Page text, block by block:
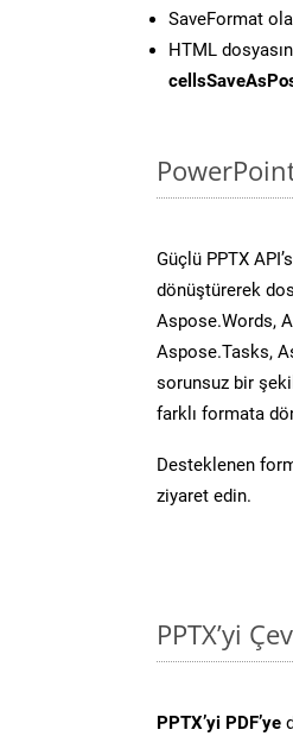
SaveFormat
HTML
Güçlü PPTX
dönüştürerek
Aspose.Words,
Aspose.Tasks,
sorunsuz bir
farklı formata
Desteklenen
ziyaret edin.
PPTX’yi
PPTX’yi PDF’ye